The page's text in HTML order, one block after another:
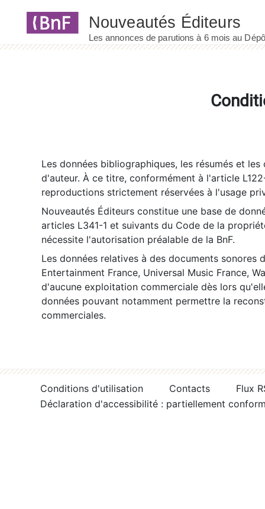
Les données bibliographiques, les résumés et
d'auteur. À ce titre, conformément à l'article
reproductions strictement réservées à l'usage
Nouveautés Éditeurs constitue une base de
articles L341-1 et suivants du Code de la
nécessite l'autorisation préalable de la BnF.
Les données relatives à des documents sonores
Entertainment France, Universal Music France,
d'aucune exploitation commerciale dès lors
données pouvant notamment permettre la
commerciales.
Conditions d'utilisation Contacts
Flux
Déclaration d'accessibilité : partiellement